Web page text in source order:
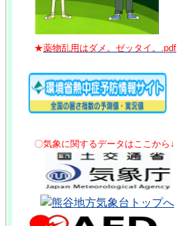
★薬物乱用はダメ。ゼッタイ。.pdf
〇気象に関するデータはここから↓